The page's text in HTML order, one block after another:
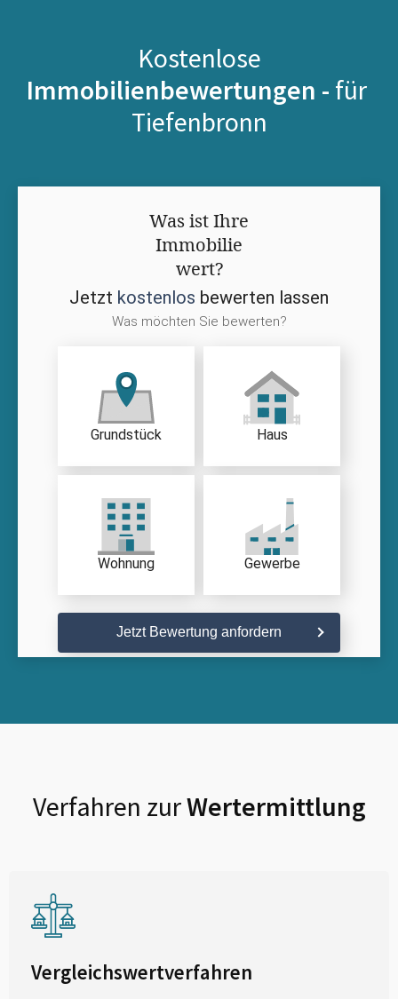
Kostenlose
Immobilienbewertungen - für
Tiefenbronn
Was ist Ihre
Immobilie
wert?
Jetzt kostenlos bewerten lassen
Was möchten Sie bewerten?
Grundstück Haus
Wohnung Gewerbe
Jetzt Bewertung anfordern
Verfahren zurWertermittlung
Vergleichswertverfahren